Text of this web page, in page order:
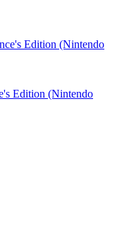
Edition (Nintendo